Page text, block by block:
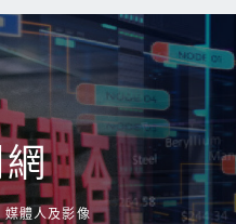
體人及影像